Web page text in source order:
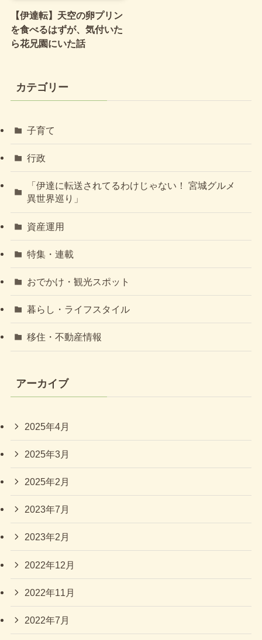
【伊達転】天空の卵プリン
を食べるはずが、気付いた
ら花兄園にいた話
カテゴリー
子育て
行政
「伊達に転送されてるわけじゃない！ 宮城グルメ
異世界巡り」
資産運用
特集・連載
おでかけ・観光スポット
暮らし・ライフスタイル
移住・不動産情報
アーカイブ
2025年4月
2025年3月
2025年2月
2023年7月
2023年2月
2022年12月
2022年11月
2022年7月